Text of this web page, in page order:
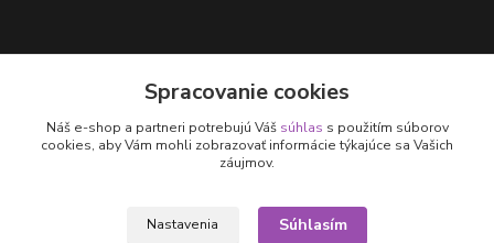
+421 905 531 251
Spracovanie cookies
Náš e-shop a partneri potrebujú Váš súhlas s použitím súborov
cookies, aby Vám mohli zobrazovať informácie týkajúce sa Vašich
záujmov.
Nastavenia Súhlasím